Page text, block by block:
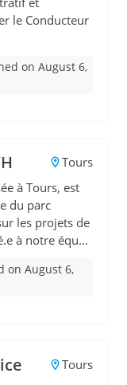
le Conducteur
on August 6,
Tours
à Tours, est
du parc
les projets de
à notre équ...
on August 6,
Tours